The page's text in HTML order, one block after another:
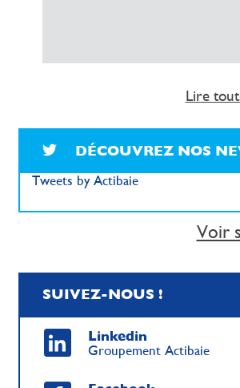
Lire
DÉCOUVREZ NOS
Tweets by Actibaie
Voir
SUIVEZ-NOUS !
Linkedin
Groupement Actibaie